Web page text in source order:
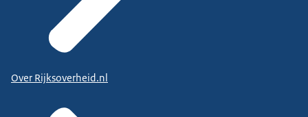
Over Rijksoverheid.nl